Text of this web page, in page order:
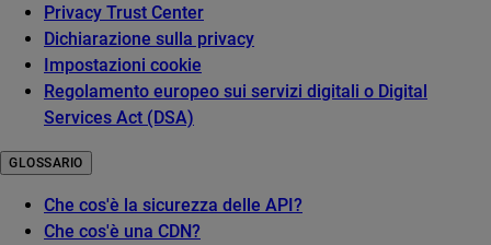
Privacy Trust Center
Dichiarazione sulla privacy
Impostazioni cookie
Regolamento europeo sui servizi digitali o Digital
Services Act (DSA)
GLOSSARIO
Che cos'è la sicurezza delle API?
Che cos'è una CDN?